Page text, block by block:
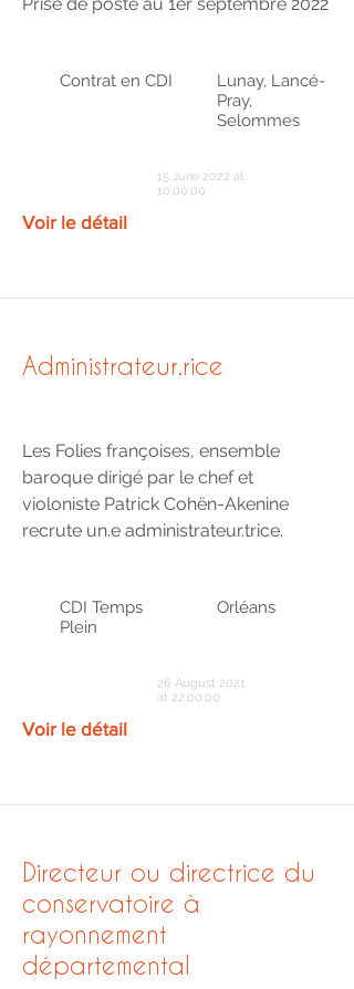
Contrat en CDI
Lunay, Lancé-
Pray,
Selommes
15 June 2022 at
10:00:00
Voir le détail
Administrateur.rice
Les Folies françoises, ensemble
baroque dirigé par le chef et
violoniste Patrick Cohën-Akenine
recrute un.e administrateur.trice.
CDI Temps
Plein
Orléans
26 August 2021
at 22:00:00
Voir le détail
Directeur ou directrice du
conservatoire à
rayonnement
départemental